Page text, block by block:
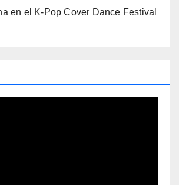
en el K-Pop Cover Dance Festival